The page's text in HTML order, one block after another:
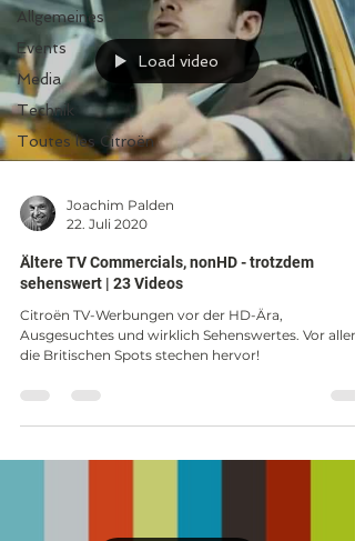
Allgemeines
Events
Media
Technik
Toutes les Citroën
Load video
Joachim Palden
22. Juli 2020
Ältere TV Commercials, nonHD - trotzdem
sehenswert | 23 Videos
Citroën TV-Werbungen vor der HD-Ära,
Ausgesuchtes und wirklich Sehenswertes. Vor
die Britischen Spots stechen hervor!